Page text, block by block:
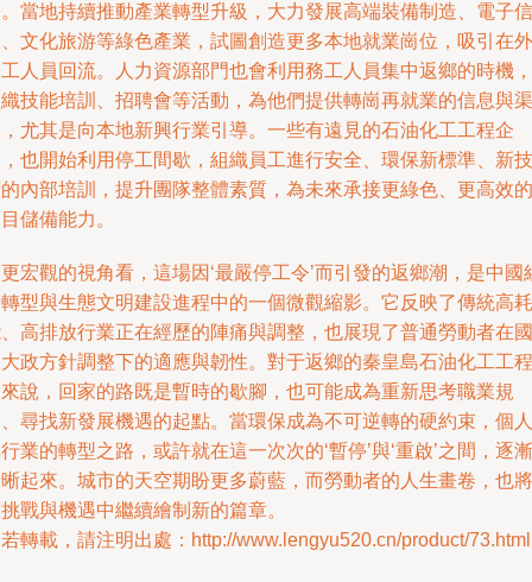
當地持續推動產業轉型升級，大力發展高端裝備制造、電子信
文化旅游等綠色產業，試圖創造更多本地就業崗位，吸引在外
人員回流。人力資源部門也會利用務工人員集中返鄉的時機，
技能培訓、招聘會等活動，為他們提供轉崗再就業的信息與渠
尤其是向本地新興行業引導。一些有遠見的石油化工工程企
也開始利用停工間歇，組織員工進行安全、環保新標準、新技
內部培訓，提升團隊整體素質，為未來承接更綠色、更高效的
儲備能力。
宏觀的視角看，這場因‘最嚴停工令’而引發的返鄉潮，是中國
型與生態文明建設進程中的一個微觀縮影。它反映了傳統高耗
高排放行業正在經歷的陣痛與調整，也展現了普通勞動者在國
政方針調整下的適應與韌性。對于返鄉的秦皇島石油化工工程
說，回家的路既是暫時的歇腳，也可能成為重新思考職業規
尋找新發展機遇的起點。當環保成為不可逆轉的硬約束，個人
業的轉型之路，或許就在這一次次的‘暫停’與‘重啟’之間，逐漸
起來。城市的天空期盼更多蔚藍，而勞動者的人生畫卷，也將
戰與機遇中繼續繪制新的篇章。
轉載，請注明出處：http://www.lengyu520.cn/product/73.html